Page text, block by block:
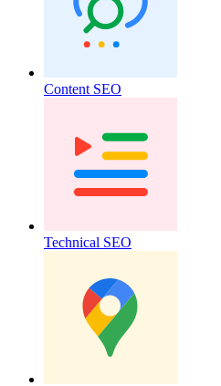
Content SEO
Technical SEO